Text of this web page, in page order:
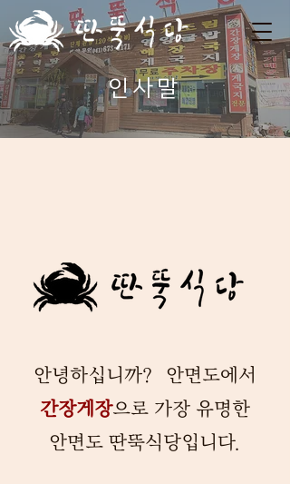
인사말
안녕하십니까? 안면도에서
간장게장으로 가장 유명한
​안면도 딴뚝식당입니다.